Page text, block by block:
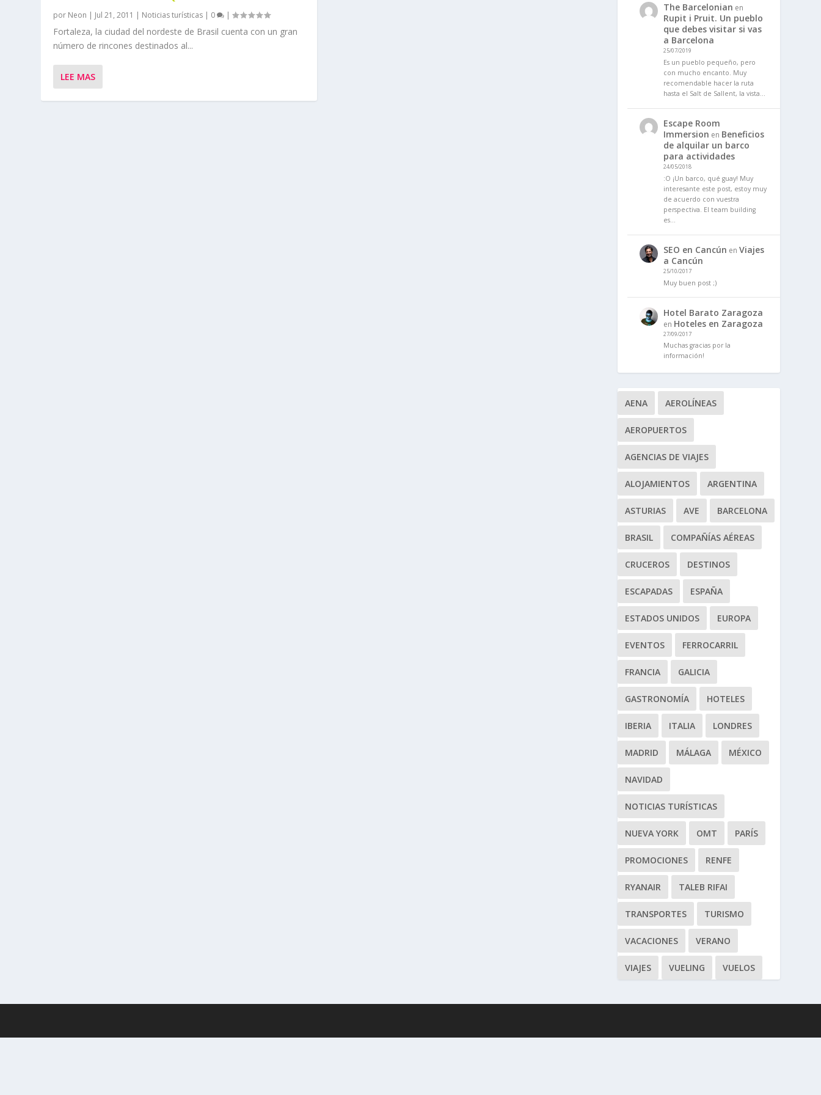
por Neon | Jul 21, 2011 | Noticias turísticas | 0 |
Fortaleza, la ciudad del nordeste de Brasil cuenta con un gran
número de rincones destinados al...
LEE MAS
The Barcelonian en
Rupit i Pruit. Un pueblo
que debes visitar si vas
a Barcelona
25/07/2019
Es un pueblo pequeño, pero
con mucho encanto. Muy
recomendable hacer la ruta
hasta el Salt de Sallent, la vista…
Escape Room
Immersion en Beneficios
de alquilar un barco
para actividades
24/05/2018
:O ¡Un barco, qué guay! Muy
interesante este post, estoy muy
de acuerdo con vuestra
perspectiva. El team building
es…
SEO en Cancún en Viajes
a Cancún
25/10/2017
Muy buen post ;)
Hotel Barato Zaragoza
en Hoteles en Zaragoza
27/09/2017
Muchas gracias por la
información!
AENA AEROLÍNEAS
AEROPUERTOS
AGENCIAS DE VIAJES
ALOJAMIENTOS ARGENTINA
ASTURIAS AVE BARCELONA
BRASIL COMPAÑÍAS AÉREAS
CRUCEROS DESTINOS
ESCAPADAS ESPAÑA
ESTADOS UNIDOS EUROPA
EVENTOS FERROCARRIL
FRANCIA GALICIA
GASTRONOMÍA HOTELES
IBERIA ITALIA LONDRES
MADRID MÁLAGA MÉXICO
NAVIDAD
NOTICIAS TURÍSTICAS
NUEVA YORK OMT PARÍS
PROMOCIONES RENFE
RYANAIR TALEB RIFAI
TRANSPORTES TURISMO
VACACIONES VERANO
VIAJES VUELING VUELOS